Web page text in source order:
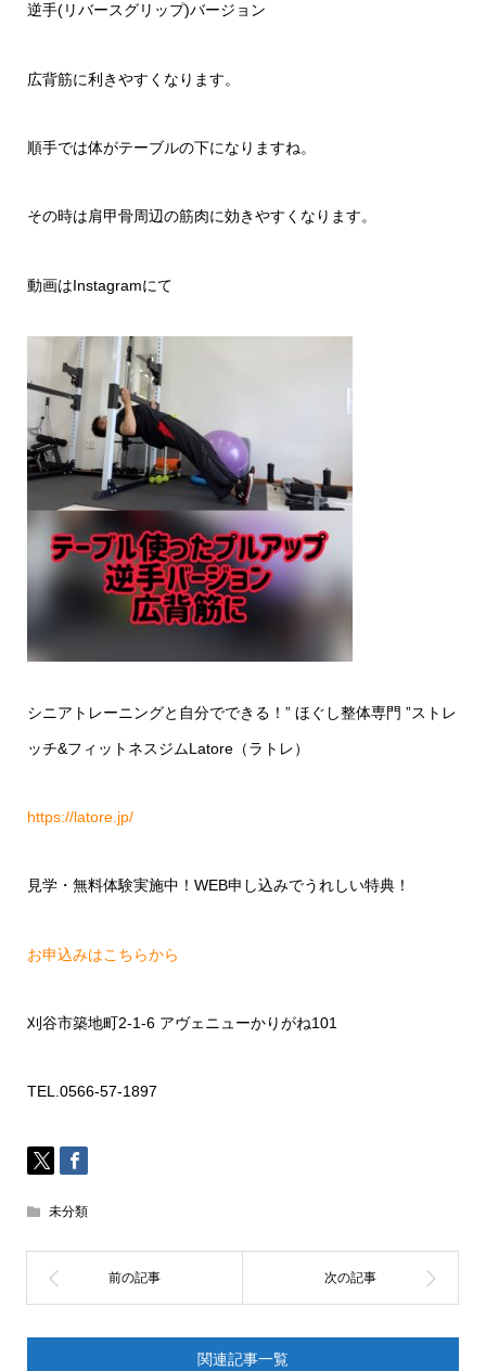
逆手(リバースグリップ)バージョン
広背筋に利きやすくなります。
順手では体がテーブルの下になりますね。
その時は肩甲骨周辺の筋肉に効きやすくなります。
動画はInstagramにて
シニアトレーニングと自分でできる！ ” ほぐし整体専門 ”ストレ
ッチ&フィットネスジムLatore（ラトレ）
https://latore.jp/
見学・無料体験実施中！ WEB申し込みでうれしい特典！
お申込みはこちらから
刈谷市築地町2-1-6 アヴェニューかりがね101
TEL.0566-57-1897
未分類
関連記事一覧